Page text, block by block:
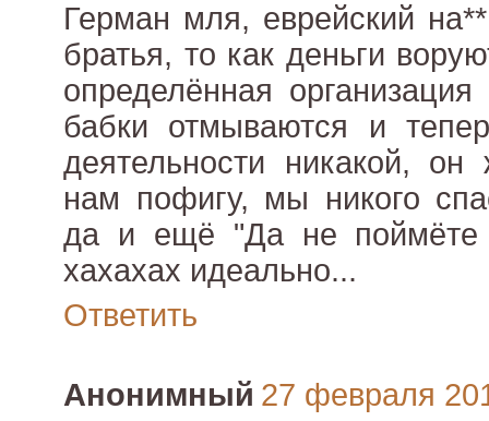
Герман мля, еврейский
братья, то как деньги
определённая организация
бабки отмываются и
деятельности никакой,
нам пофигу, мы никого
да и ещё "Да не
хахахах идеально...
Ответить
Анонимный 27 февраля